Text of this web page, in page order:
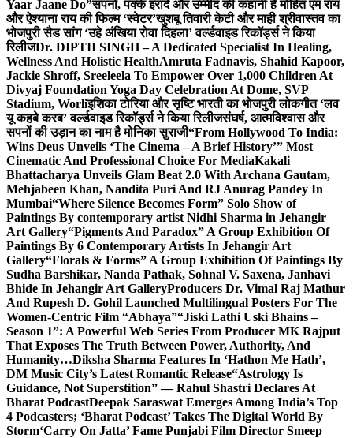
Yaar Jaane Do”सपनों, पक्के इरादे और उम्मीद की कहानी है मोहित एम राय
और ऐश्याना राय की फिल्म ‘स्वेटर’खुशबू तिवारी केटी और माही श्रीवास्तव का
भोजपुरी सैड सांग ‘उहे अंखिया रोवा दिहला’ वर्ल्डवाइड रिकॉर्ड्स ने किया
रिलीजDr. DIPTII SINGH – A Dedicated Specialist In Healing,
Wellness And Holistic HealthAmruta Fadnavis, Shahid Kapoor,
Jackie Shroff, Sreeleela To Empower Over 1,000 Children At
Divyaj Foundation Yoga Day Celebration At Dome, SVP
Stadium, Worliइशिका टोरिया और सृष्टि भारती का भोजपुरी लोकगीत ‘लव
यू कहबे करब’ वर्ल्डवाइड रिकॉर्ड्स ने किया रिलीजसंघर्ष, आत्मविश्वास और
सपनों की उड़ान का नाम है मोनिका सुराजी“From Hollywood To India:
Wins Deus Unveils ‘The Cinema – A Brief History’” Most
Cinematic And Professional Choice For MediaKakali
Bhattacharya Unveils Glam Beat 2.0 With Archana Gautam,
Mehjabeen Khan, Nandita Puri And RJ Anurag Pandey In
Mumbai“Where Silence Becomes Form” Solo Show of
Paintings By contemporary artist Nidhi Sharma in Jehangir
Art Gallery“Pigments And Paradox” A Group Exhibition Of
Paintings By 6 Contemporary Artists In Jehangir Art
Gallery“Florals & Forms” A Group Exhibition Of Paintings By
Sudha Barshikar, Nanda Pathak, Sohnal V. Saxena, Janhavi
Bhide In Jehangir Art GalleryProducers Dr. Vimal Raj Mathur
And Rupesh D. Gohil Launched Multilingual Posters For The
Women-Centric Film “Abhaya”“Jiski Lathi Uski Bhains –
Season 1”: A Powerful Web Series From Producer MK Rajput
That Exposes The Truth Between Power, Authority, And
Humanity…Diksha Sharma Features In ‘Hathon Me Hath’,
DM Music City’s Latest Romantic Release“Astrology Is
Guidance, Not Superstition” — Rahul Shastri Declares At
Bharat PodcastDeepak Saraswat Emerges Among India’s Top
4 Podcasters; ‘Bharat Podcast’ Takes The Digital World By
Storm‘Carry On Jatta’ Fame Punjabi Film Director Smeep